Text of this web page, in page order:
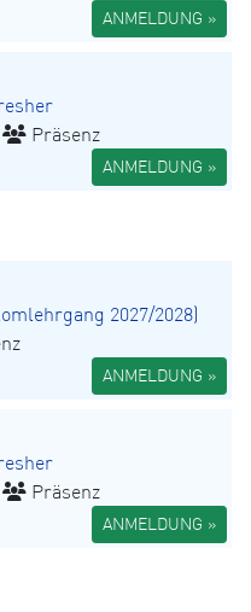
ANMELDUNG »
Präsenz
ANMELDUNG »
2027/2028)
ANMELDUNG »
Präsenz
ANMELDUNG »